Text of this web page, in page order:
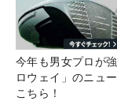
今年も男女プロが
ロウェイ」のニュ
こちら！